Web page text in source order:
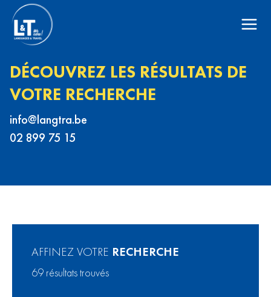
DÉCOUVREZ LES RÉSULTATS DE
VOTRE RECHERCHE
eb.artgnal@ofni
51 57 998 20
AFFINEZ VOTRE RECHERCHE
69 résultats trouvés